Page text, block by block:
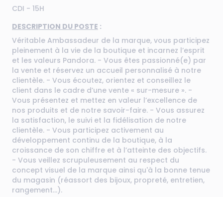
CDI - 15H
DESCRIPTION DU POSTE :
Véritable Ambassadeur de la marque, vous participez
pleinement à la vie de la boutique et incarnez l’esprit
et les valeurs Pandora. - Vous êtes passionné(e) par
la vente et réservez un accueil personnalisé à notre
clientèle. - Vous écoutez, orientez et conseillez le
client dans le cadre d’une vente « sur-mesure ». -
Vous présentez et mettez en valeur l’excellence de
nos produits et de notre savoir-faire. - Vous assurez
la satisfaction, le suivi et la fidélisation de notre
clientèle. - Vous participez activement au
développement continu de la boutique, à la
croissance de son chiffre et à l’atteinte des objectifs.
- Vous veillez scrupuleusement au respect du
concept visuel de la marque ainsi qu'à la bonne tenue
du magasin (réassort des bijoux, propreté, entretien,
rangement...).